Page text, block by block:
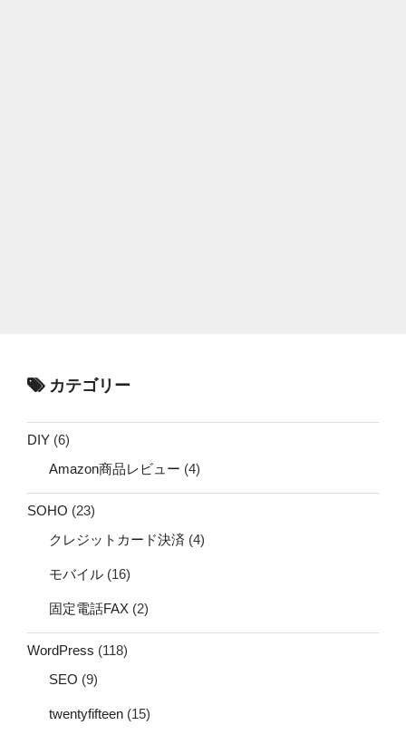
カテゴリー
DIY (6)
Amazon商品レビュー (4)
SOHO (23)
クレジットカード決済 (4)
モバイル (16)
固定電話FAX (2)
WordPress (118)
SEO (9)
twentyfifteen (15)